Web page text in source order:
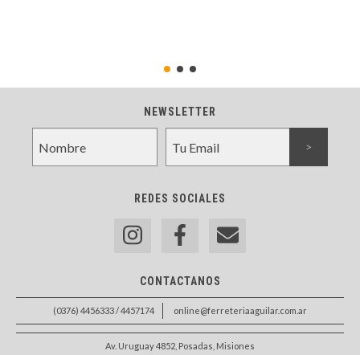
NEWSLETTER
REDES SOCIALES
CONTACTANOS
(0376) 4456333 / 4457174 online@ferreteriaaguilar.com.ar
Av. Uruguay 4852, Posadas, Misiones